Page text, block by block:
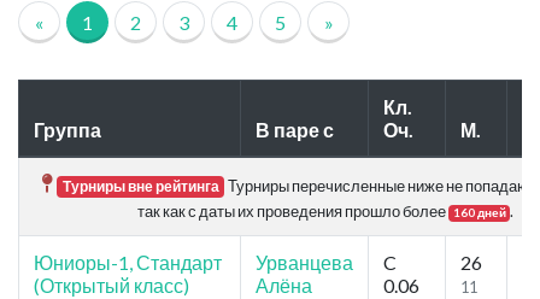
« 1 2 3 4 5 »
Группа В паре с
Кл.
Оч.
М.
Турниры вне рейтинга Турниры перечисленные ниже не попадают
так как с даты их проведения прошло более
160 дней .
Юниоры-1, Стандарт
(Открытый класс)
Урванцева
Алёна
C
0.06
26
11